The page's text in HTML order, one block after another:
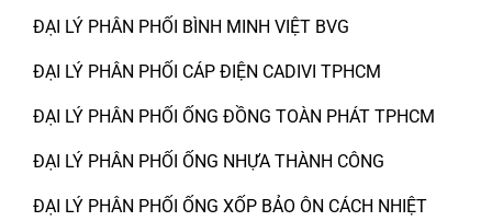
ĐẠI LÝ PHÂN PHỐI BÌNH MINH VIỆT BVG
ĐẠI LÝ PHÂN PHỐI CÁP ĐIỆN CADIVI TPHCM
ĐẠI LÝ PHÂN PHỐI ỐNG ĐỒNG TOÀN PHÁT TPHCM
ĐẠI LÝ PHÂN PHỐI ỐNG NHỰA THÀNH CÔNG
ĐẠI LÝ PHÂN PHỐI ỐNG XỐP BẢO ÔN CÁCH NHIỆT